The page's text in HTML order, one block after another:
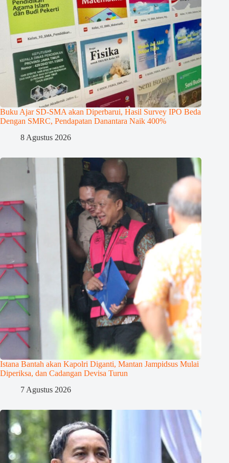
Buku Ajar SD-SMA akan Diperbarui, Hasil Survey IPO Beda
Dengan SMRC, Pendapatan Danantara Naik 400%
8 Agustus 2026
Istana Bantah akan Kapolri Diganti, Mantan Jampidsus Mulai
Diperiksa, dan Cadangan Devisa Turun
7 Agustus 2026